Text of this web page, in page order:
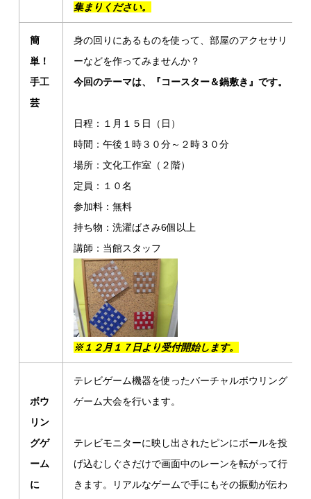
集まりください。
簡
単！
手工
芸
身の回りにあるものを使って、部屋のアクセサリ
ーなどを作ってみませんか？
今回のテーマは、『コースター＆鍋敷き』です。
日程：１月１５日（日）
時間：午後１時３０分～２時３０分
場所：文化工作室（２階）
定員：１０名
参加料：無料
持ち物：洗濯ばさみ6個以上
講師：当館スタッフ
※１２月１７日より受付開始します。
ボウ
リン
グゲ
ーム
に
テレビゲーム機器を使ったバーチャルボウリング
ゲーム大会を行います。
テレビモニターに映し出されたピンにボールを投
げ込むしぐさだけで画面中のレーンを転がって行
きます。リアルなゲームで手にもその振動が伝わ